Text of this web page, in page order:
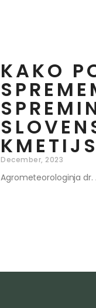
KAKO
December, 2023
Agrometeorologinja dr.